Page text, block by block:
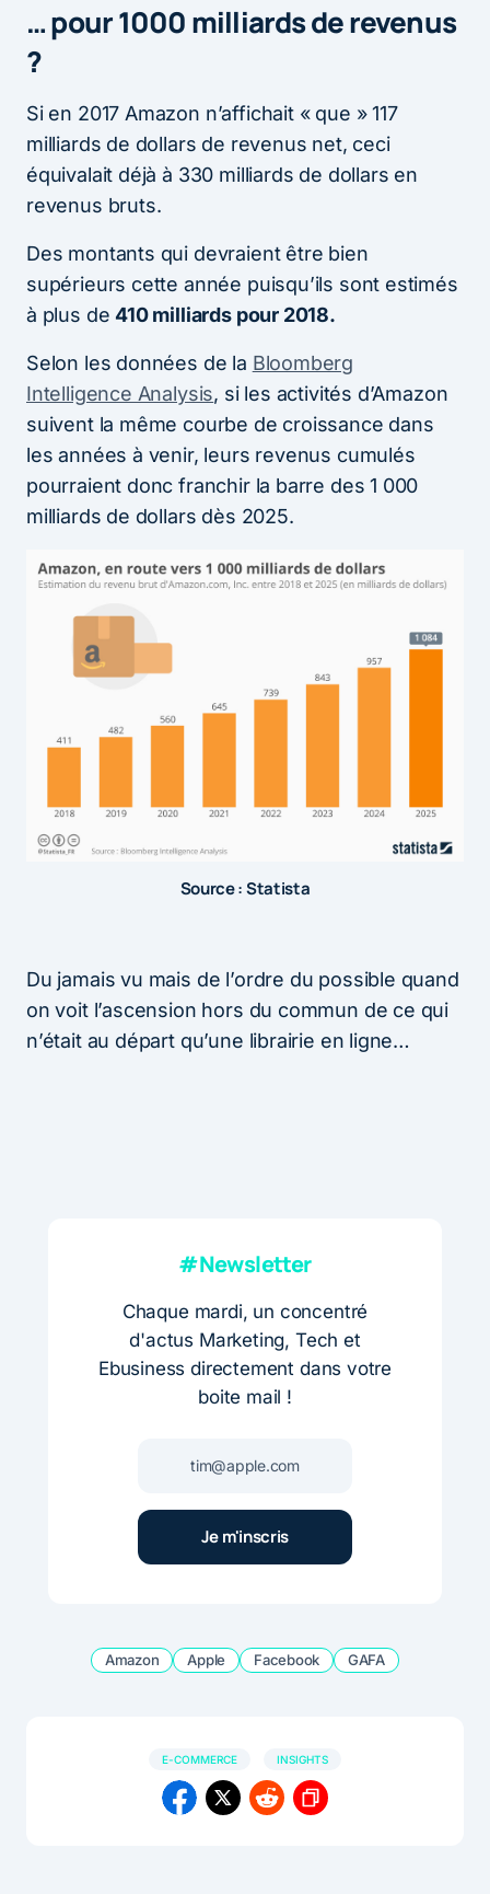
… pour 1000 milliards de revenus
?
Si en 2017 Amazon n’affichait « que » 117
milliards de dollars de revenus net, ceci
équivalait déjà à 330 milliards de dollars en
revenus bruts.
Des montants qui devraient être bien
supérieurs cette année puisqu’ils sont estimés
à plus de410 milliards pour 2018.
Selon les données de la Bloomberg
Intelligence Analysis, si les activités d’Amazon
suivent la même courbe de croissance dans
les années à venir, leurs revenus cumulés
pourraient donc franchir la barre des 1 000
milliards de dollars dès 2025.
Source : Statista
Du jamais vu mais de l’ordre du possible quand
on voit l’ascension hors du commun de ce qui
n’était au départ qu’une librairie en ligne…
#Newsletter
Chaque mardi, un concentré
d'actus Marketing, Tech et
Ebusiness directement dans votre
boite mail !
Amazon Apple Facebook GAFA
E-COMMERCE INSIGHTS